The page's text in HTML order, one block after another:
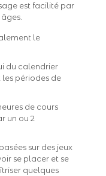
est facilité par
le
du calendrier
périodes de
de cours
un ou 2
sur des jeux
se placer et se
quelques